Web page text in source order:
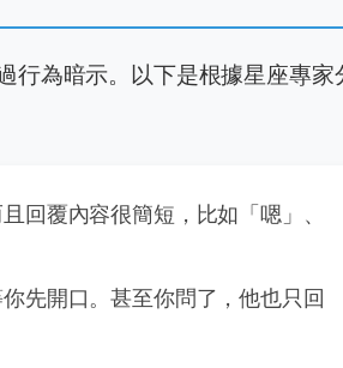
行為暗示。以下是根據星座專家
回覆內容很簡短，比如「嗯」、
先開口。甚至你問了，他也只回